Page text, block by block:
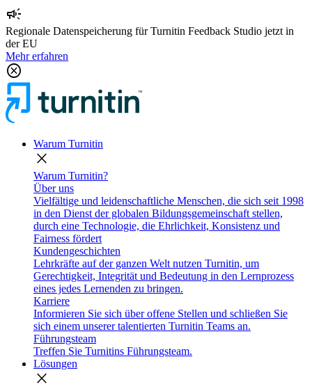
campaign
Regionale Datenspeicherung für Turnitin Feedback Studio jetzt in
der EU
Mehr erfahren
cancel
Warum Turnitin
close
Warum Turnitin?
Über uns
Vielfältige und leidenschaftliche Menschen, die sich seit 1998
in den Dienst der globalen Bildungsgemeinschaft stellen,
durch eine Technologie, die Ehrlichkeit, Konsistenz und
Fairness fördert
Kundengeschichten
Lehrkräfte auf der ganzen Welt nutzen Turnitin, um
Gerechtigkeit, Integrität und Bedeutung in den Lernprozess
eines jedes Lernenden zu bringen.
Karriere
Informieren Sie sich über offene Stellen und schließen Sie
sich einem unserer talentierten Turnitin Teams an.
Führungsteam
Treffen Sie Turnitins Führungsteam.
Lösungen
close